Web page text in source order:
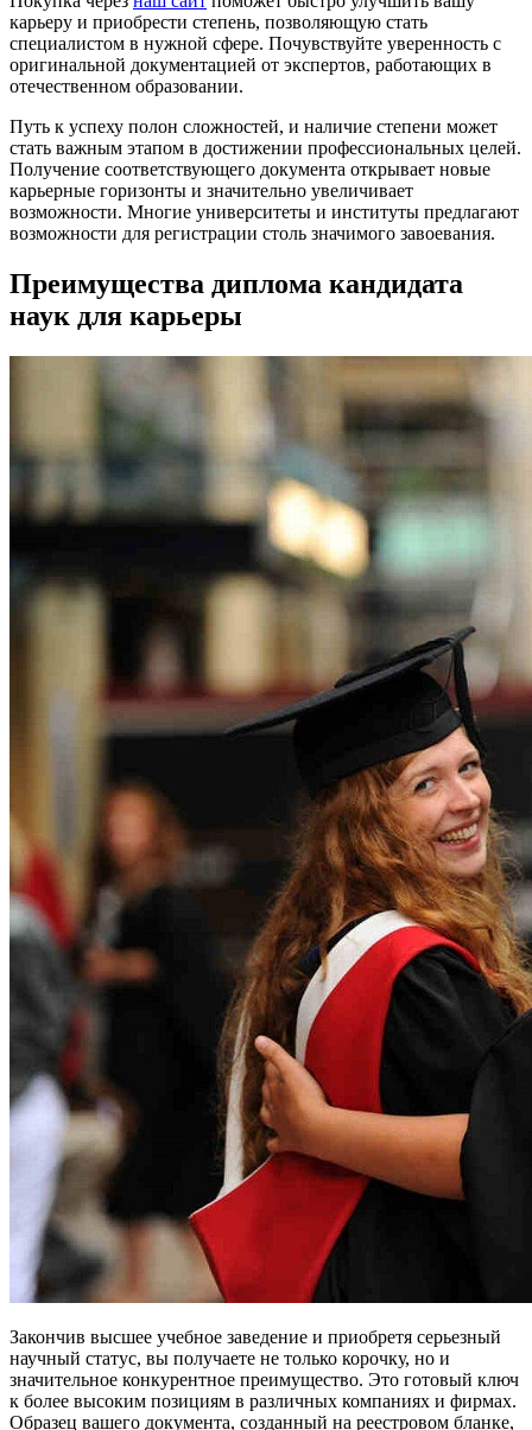
карьеру и приобрести степень, позволяющую стать
специалистом в нужной сфере. Почувствуйте уверенность с
оригинальной документацией от экспертов, работающих в
отечественном образовании.
Путь к успеху полон сложностей, и наличие степени может
стать важным этапом в достижении профессиональных целей.
Получение соответствующего документа открывает новые
карьерные горизонты и значительно увеличивает
возможности. Многие университеты и институты предлагают
возможности для регистрации столь значимого завоевания.
Преимущества диплома кандидата
наук для карьеры
Закончив высшее учебное заведение и приобретя серьезный
научный статус, вы получаете не только корочку, но и
значительное конкурентное преимущество. Это готовый ключ
к более высоким позициям в различных компаниях и фирмах.
Образец вашего документа, созданный на реестровом бланке,